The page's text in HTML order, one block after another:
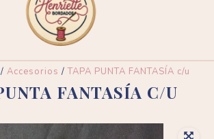
/ Accesorios / TAPA PUNTA FANTASÍA c/u
FANTASÍA C/u